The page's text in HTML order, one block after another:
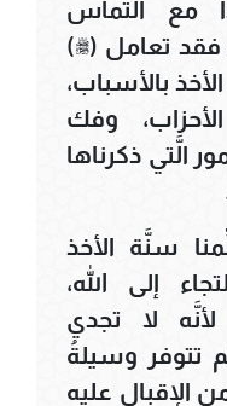
مع التماس
فقد تعامل (ﷺ)
بالأسباب،
وفك
الَّتي ذكرناها
سنَّة الأخذ
إلى الله،
لأنَّه لا تجدي
تتوفر وسيلةُ
من الإقبال عليه